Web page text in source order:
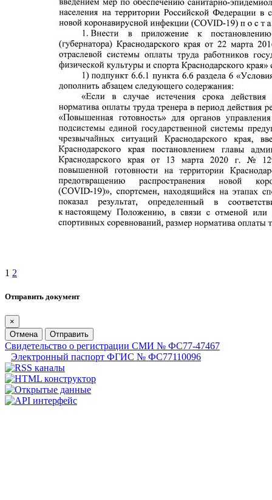
1 2
Отправить документ
×
Отмена
Отправить
Свидетельство о регистрации СМИ № ФС77-47467
Электронный паспорт ФГИС № ФС77110096